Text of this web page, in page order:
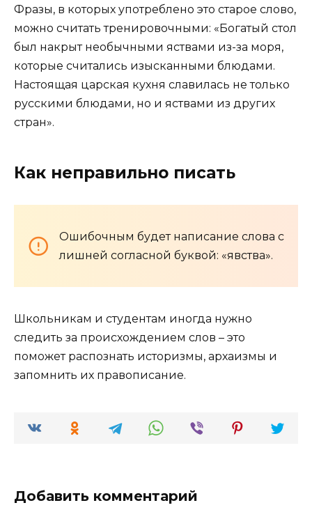
Фразы, в которых употреблено это старое слово,
можно считать тренировочными: «Богатый стол
был накрыт необычными яствами из-за моря,
которые считались изысканными блюдами.
Настоящая царская кухня славилась не только
русскими блюдами, но и яствами из других
стран».
Как неправильно писать
Ошибочным будет написание слова с
лишней согласной буквой: «явства».
Школьникам и студентам иногда нужно
следить за происхождением слов – это
поможет распознать историзмы, архаизмы и
запомнить их правописание.
Добавить комментарий